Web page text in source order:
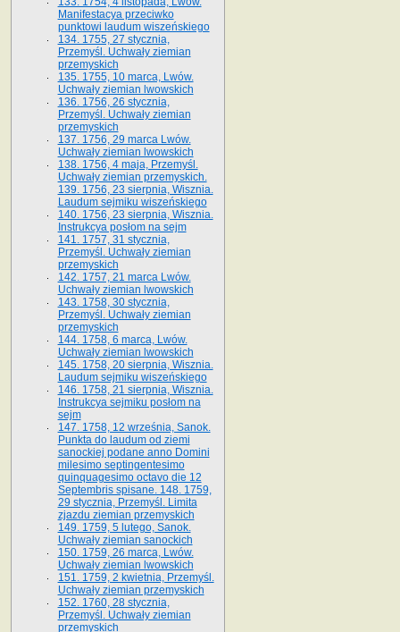
Manifestacya przeciwko
punktowi laudum wiszeńskiego
134. 1755, 27 stycznia,
Przemyśl. Uchwały ziemian
przemyskich
135. 1755, 10 marca, Lwów.
Uchwały ziemian lwowskich
136. 1756, 26 stycznia,
Przemyśl. Uchwały ziemian
przemyskich
137. 1756, 29 marca Lwów.
Uchwały ziemian lwowskich
138. 1756, 4 maja, Przemyśl.
Uchwały ziemian przemyskich.
139. 1756, 23 sierpnia, Wisznia.
Laudum sejmiku wiszeńskiego
140. 1756, 23 sierpnia, Wisznia.
Instrukcya posłom na sejm
141. 1757, 31 stycznia,
Przemyśl. Uchwały ziemian
przemyskich
142. 1757, 21 marca Lwów.
Uchwały ziemian lwowskich
143. 1758, 30 stycznia,
Przemyśl. Uchwały ziemian
przemyskich
144. 1758, 6 marca, Lwów.
Uchwały ziemian lwowskich
145. 1758, 20 sierpnia, Wisznia.
Laudum sejmiku wiszeńskiego
146. 1758, 21 sierpnia, Wisznia.
Instrukcya sejmiku posłom na
sejm
147. 1758, 12 września, Sanok.
Punkta do laudum od ziemi
sanockiej podane anno Domini
milesimo septingentesimo
quinquagesimo octavo die 12
Septembris spisane. 148. 1759,
29 stycznia, Przemyśl. Limita
zjazdu ziemian przemyskich
149. 1759, 5 lutego, Sanok.
Uchwały ziemian sanockich
150. 1759, 26 marca, Lwów.
Uchwały ziemian lwowskich
151. 1759, 2 kwietnia, Przemyśl.
Uchwały ziemian przemyskich
152. 1760, 28 stycznia,
Przemyśl. Uchwały ziemian
przemyskich